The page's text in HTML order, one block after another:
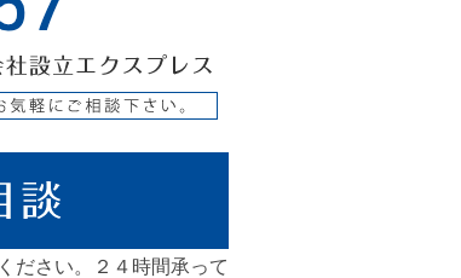
ださい。２４時間承って